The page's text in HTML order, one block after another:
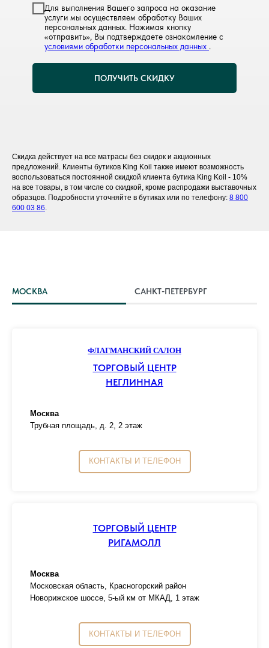
Для выполнения Вашего запроса на оказание
услуги мы осуществляем обработку Ваших
персональных данных. Нажимая кнопку
«отправить», Вы подтверждаете ознакомление с
условиями обработки персональных данных .
ПОЛУЧИТЬ СКИДКУ
Скидка действует на все матрасы без скидок и акционных
предложений. Клиенты бутиков King Koil также имеют возможность
воспользоваться постоянной скидкой клиента бутика King Koil - 10%
на все товары, в том числе со скидкой, кроме распродажи выставочных
образцов. Подробности уточняйте в бутиках или по телефону: 8 800
600 03 86
МОСКВА САНКТ-ПЕТЕРБУРГ
ФЛАГМАНСКИЙ САЛОН
ТОРГОВЫЙ ЦЕНТР
НЕГЛИННАЯ
Москва
Трубная площадь, д. 2, 2 этаж
КОНТАКТЫ И ТЕЛЕФОН
ТОРГОВЫЙ ЦЕНТР
РИГАМОЛЛ
Москва
Московская область, Красногорский район
Новорижское шоссе, 5-ый км от МКАД, 1 этаж
КОНТАКТЫ И ТЕЛЕФОН